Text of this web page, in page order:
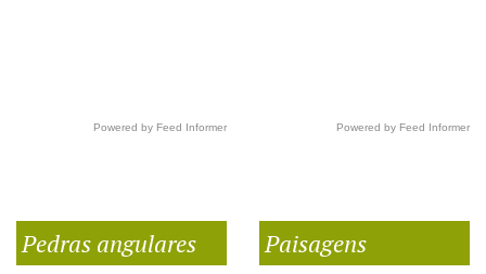
Powered by Feed Informer Powered by Feed Informer
Pedras angulares Paisagens